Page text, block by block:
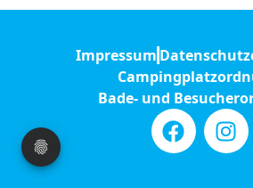
Impressum
Bade- und